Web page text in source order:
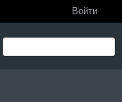
Войти